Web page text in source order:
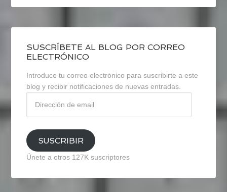
SUSCRÍBETE AL BLOG POR CORREO
ELECTRÓNICO
Introduce tu correo electrónico para suscribirte a este
blog y recibir notificaciones de nuevas entradas.
email
SUSCRIBIR
Únete a otros 127K suscriptores